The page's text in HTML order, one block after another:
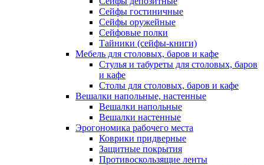
Сейфы гостиничные
Сейфы оружейные
Сейфовые полки
Тайники (сейфы-книги)
Мебель для столовых, баров и кафе
Стулья и табуреты для столовых, баров
и кафе
Столы для столовых, баров и кафе
Вешалки напольные, настенные
Вешалки напольные
Вешалки настенные
Эрогономика рабочего места
Коврики придверные
Защитные покрытия
Противоскользящие ленты